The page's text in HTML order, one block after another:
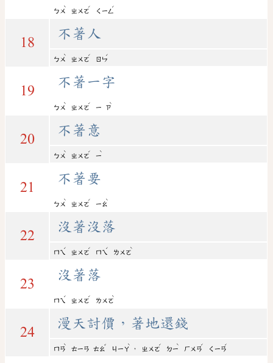
ㄅㄨ
ˋ
ㄓㄨㄛ
ˊ
ㄑㄧㄥ
ˊ
18
不著人
ㄅㄨ
ˋ
ㄓㄨㄛ
ˊ
ㄖㄣ
ˊ
19
不著一字
ㄅㄨ
ˋ
ㄓㄨㄛ
ˊ
ㄧ ㄗ
ˋ
20
不著意
ㄅㄨ
ˋ
ㄓㄨㄛ
ˊ
ㄧ
ˋ
21
不著要
ㄅㄨ
ˋ
ㄓㄨㄛ
ˊ
ㄧㄠ
ˋ
22
沒著沒落
ㄇㄟ
ˊ
ㄓㄨㄛ
ˊ
ㄇㄟ
ˊ
ㄌㄨㄛ
ˋ
23
沒著落
ㄇㄟ
ˊ
ㄓㄨㄛ
ˊ
ㄌㄨㄛ
ˋ
24
漫天討價，著地還錢
ㄇㄢ
ˋ
ㄊㄧㄢ ㄊㄠ
ˇ
ㄐㄧㄚ
ˋ
， ㄓㄨㄛ
ˊ
ㄉㄧ
ˋ
ㄏㄨㄢ
ˊ
ㄑㄧㄢ
ˊ